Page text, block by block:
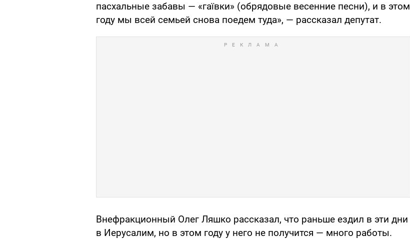
пасхальные забавы — «гаївки» (обрядовые весенние песни), и в этом
году мы всей семьей снова поедем туда», — рассказал депутат.
Внефракционный Олег Ляшко рассказал, что раньше ездил в эти дни
в Иерусалим, но в этом году у него не получится — много работы.